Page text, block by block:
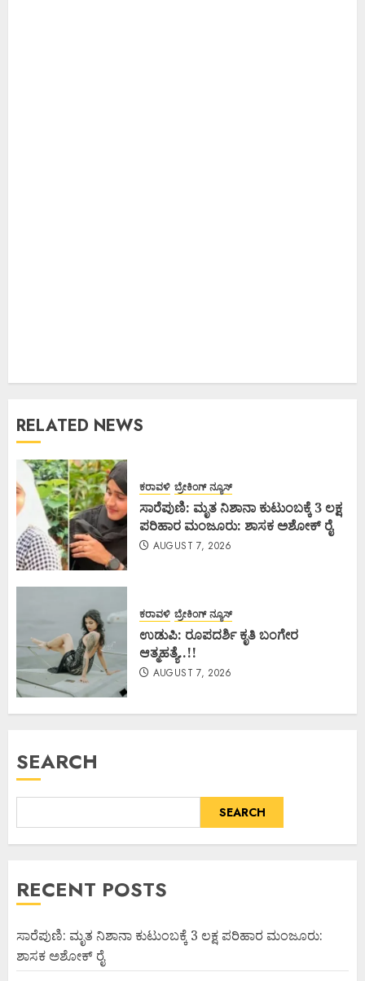
RELATED NEWS
ಕರಾವಳಿ ಬ್ರೇಕಿಂಗ್ ನ್ಯೂಸ್
ಸಾರೆಪುಣಿ: ಮೃತ ನಿಶಾನಾ ಕುಟುಂಬಕ್ಕೆ 3 ಲಕ್ಷ
ಪರಿಹಾರ ಮಂಜೂರು: ಶಾಸಕ ಅಶೋಕ್ ರೈ
AUGUST 7, 2026
ಕರಾವಳಿ ಬ್ರೇಕಿಂಗ್ ನ್ಯೂಸ್
ಉಡುಪಿ: ರೂಪದರ್ಶಿ ಕೃತಿ ಬಂಗೇರ
ಆತ್ಮಹತ್ಯೆ..!!
AUGUST 7, 2026
SEARCH
SEARCH
RECENT POSTS
ಸಾರೆಪುಣಿ: ಮೃತ ನಿಶಾನಾ ಕುಟುಂಬಕ್ಕೆ 3 ಲಕ್ಷ ಪರಿಹಾರ ಮಂಜೂರು:
ಶಾಸಕ ಅಶೋಕ್ ರೈ